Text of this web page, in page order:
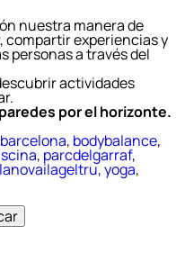
nuestra manera de
compartir experiencias y
personas a través del
actividades
por el horizonte.
barcelona, bodybalance,
, parcdelgarraf,
,yoga,